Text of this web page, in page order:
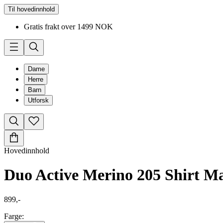
Til hovedinnhold
Gratis frakt over 1499 NOK
Dame
Herre
Barn
Utforsk
Hovedinnhold
Duo Active Merino 205 Shirt
899,-
Farge: